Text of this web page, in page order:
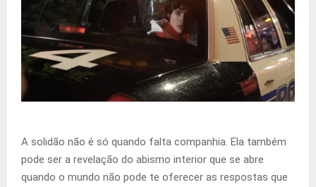
A solidão não é só quando falta companhia. Ela também
pode ser a revelação do abismo interior que se abre
quando o mundo não pode te oferecer as respostas que